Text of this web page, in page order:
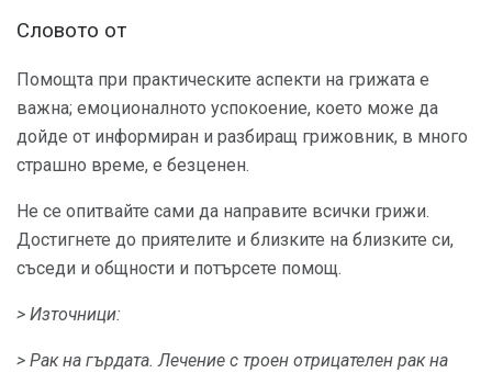
Словото от
Помощта при практическите аспекти на грижата е
важна; емоционалното успокоение, което може да
дойде от информиран и разбиращ грижовник, в много
страшно време, е безценен.
Не се опитвайте сами да направите всички грижи.
Достигнете до приятелите и близките на близките си,
съседи и общности и потърсете помощ.
> Източници:
> Рак на гърдата. Лечение с троен отрицателен рак на